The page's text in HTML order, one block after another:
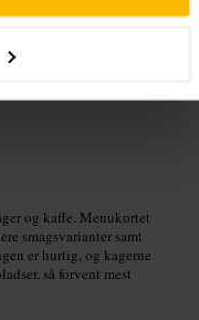
og kaffe. Menukortet
smagsvarianter samt
er hurtig, og kagerne
så forvent mest